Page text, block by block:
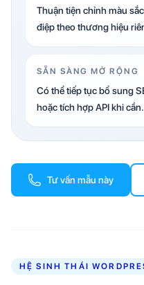
Thuận tiện chỉnh màu
điệp theo thương hiệu
SẴN SÀNG MỞ RỘNG
Có thể tiếp tục bổ sung
hoặc tích hợp API khi cần.
Tư vấn mẫu này
HỆ SINH THÁI